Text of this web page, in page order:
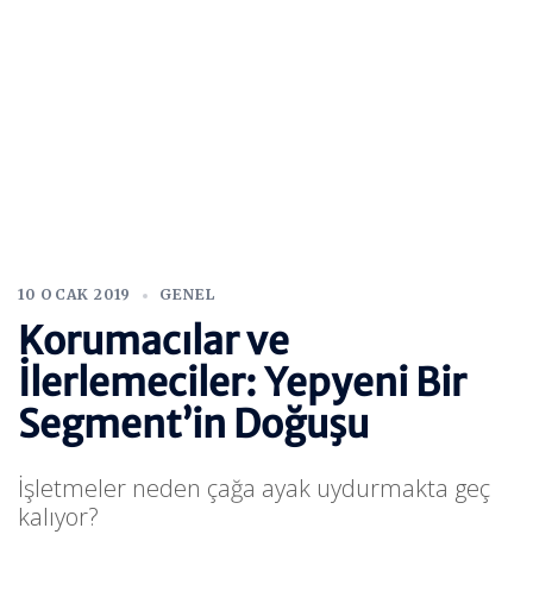
10 OCAK 2019 GENEL
Korumacılar ve
İlerlemeciler: Yepyeni Bir
Segment’in Doğuşu
İşletmeler neden çağa ayak uydurmakta geç
kalıyor?